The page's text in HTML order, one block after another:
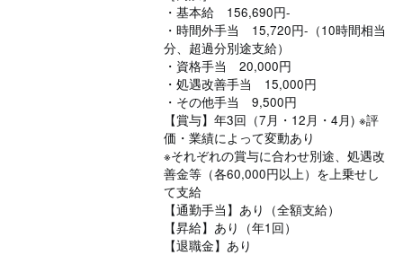
・基本給 156,690円-
・時間外手当 15,720円-（10時間相当
分、超過分別途支給）
・資格手当 20,000円
・処遇改善手当 15,000円
・その他手当 9,500円
【賞与】年3回（7月・12月・4月) ※評
価・業績によって変動あり
※それぞれの賞与に合わせ別途、処遇改
善金等（各60,000円以上）を上乗せし
て支給
【通勤手当】あり（全額支給）
【昇給】あり（年1回）
【退職金】あり